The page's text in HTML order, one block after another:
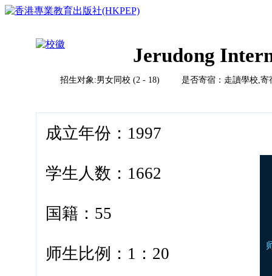
国际学校
中国
欧洲
北美
非洲
2023HKPEP全球最具教育竞争力国际学校100强
2023HKPEP中国外籍人員子女国际学校最具竞争力
2022香港最具教育竞争力幼稚园50强龙虎榜
2022香港最具教育竞争力中学50强龙虎榜<
2022香港最具教育竞争力国际学校20强龙虎榜
新闻
联系
Jerudong
招生对象:男女同校 (2 - 18) 是否寄宿：走讀學校,寄
成立年份：1997
学生人数：1662
国籍：55
师生比例：1：20